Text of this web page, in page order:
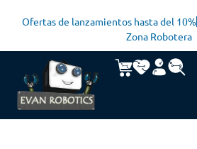
Ofertas de lanzamientos hasta del 10%
Zona Robotera